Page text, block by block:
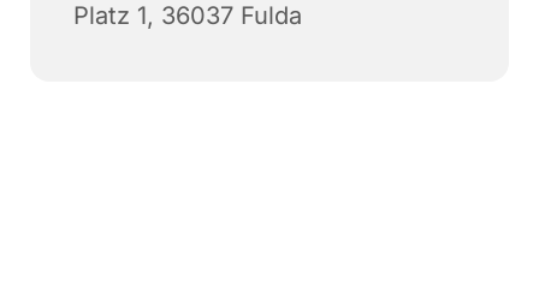
Platz 1, 36037 Fulda